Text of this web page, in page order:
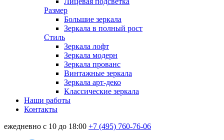
Размер
Большие зеркала
Зеркала в полный рост
Стиль
Зеркала лофт
Зеркала модерн
Зеркала прованс
Винтажные зеркала
Зеркала арт-деко
Классические зеркала
Наши работы
Контакты
ежедневно с 10 до 18:00 +7 (495) 760-76-06